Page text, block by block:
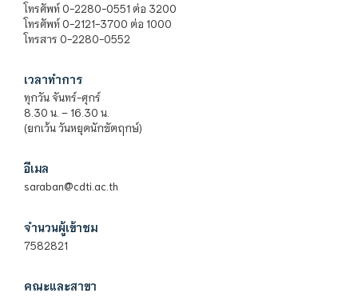
โทรศัพท์ 0-2280-0551 ต่อ 3200
โทรศัพท์ 0-2121-3700 ต่อ 1000
โทรสาร 0-2280-0552
เวลาทำการ
ทุกวัน จันทร์-ศุกร์
8.30 น. – 16.30 น.
(ยกเว้น วันหยุดนักขัตฤกษ์)
อีเมล
saraban@cdti.ac.th
จำนวนผู้เข้าชม
7582821
คณะและสาขา